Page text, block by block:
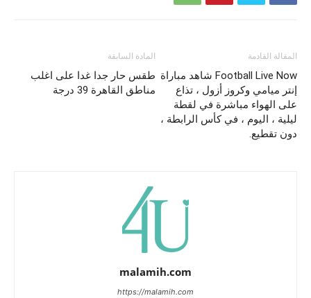
المادة السابقة
طقس حار جدا غدا على اغلب
مناطق القاهرة 39 درجة
المقالة القادمة
Football Live Now شاهد مباراة
إنتر ميامي وكروز أزول ، تذاع
على الهواء مباشرة في لقطة
ليلية ، اليوم ، في كأس الرابطة ،
دون تقطيع.
malamih.com
https://malamih.com